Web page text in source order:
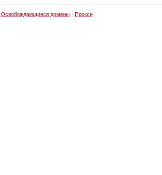
Освобождающиеся домены· Прокси